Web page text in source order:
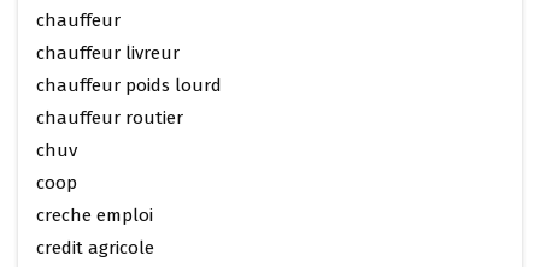
chauffeur
chauffeur livreur
chauffeur poids lourd
chauffeur routier
chuv
coop
creche emploi
credit agricole